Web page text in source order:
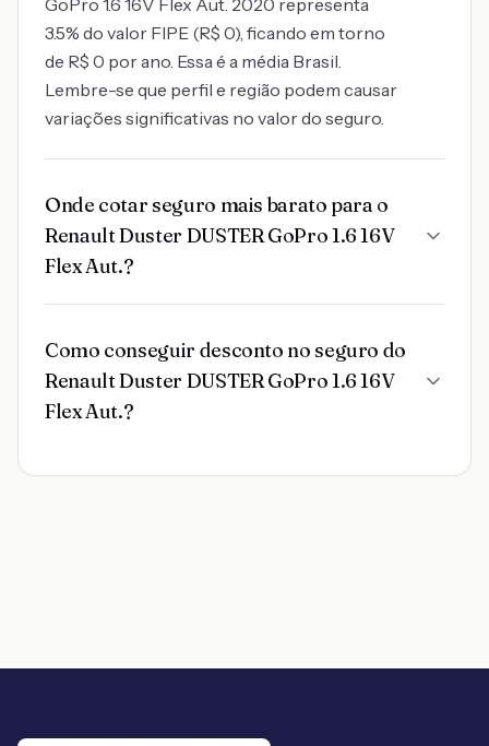
GoPro 1.6 16V Flex Aut. 2020 representa
3.5% do valor FIPE (R$ 0), ficando em torno
de R$ 0 por ano. Essa é a média Brasil.
Lembre-se que perfil e região podem causar
variações significativas no valor do seguro.
Onde cotar seguro mais barato para o
Renault Duster DUSTER GoPro 1.6 16V
Flex Aut.?
Como conseguir desconto no seguro do
Renault Duster DUSTER GoPro 1.6 16V
Flex Aut.?